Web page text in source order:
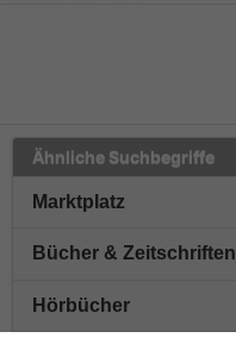
Ähnliche Suchbegriffe
Marktplatz
Bücher & Zeitschriften
Hörbücher